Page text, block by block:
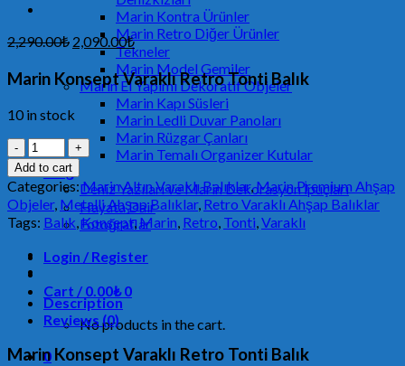
Marin Kontra Ürünler
Marin Retro Diğer Ürünler
Tekneler
Marin Model Gemiler
Marin El Yapımı Dekoratif Objeler
Marin Kapı Süsleri
Marin Ledli Duvar Panoları
Marin Rüzgar Çanları
Marin Temalı Organizer Kutular
Blog
Deniz Yazıları ve Marin Dekorasyon İpuçları
Hayata Dair
Fotoğraflar
Login / Register
Cart / 0.00₺ 0
No products in the cart.
0
2,290.00₺ 2,090.00₺
Marin Konsept Varaklı Retro Tonti Balık
10 in stock
Marin
Konsept
Varaklı
Retro
Tonti
Balık
quantity
Add to cart
Categories:Marin Altın Varaklı Balıklar,Marin Premium Ahşap
Objeler, Metalli Ahşap Balıklar, Retro Varaklı Ahşap Balıklar
Tags: Balık ,Konsept,Marin Retro Tonti Varaklı
Description
Reviews (0)
Marin Konsept Varaklı Retro Tonti Balık